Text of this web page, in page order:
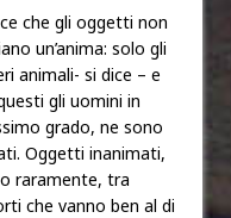
che gli oggetti non
un’anima: solo gli
animali- si dice – e
gli uomini in
grado, ne sono
Oggetti inanimati,
raramente, tra
che vanno ben al di